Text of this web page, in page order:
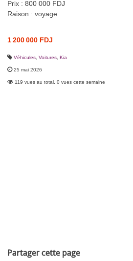
Prix : 800 000 FDJ
Raison : voyage
1 200 000 FDJ
Véhicules Voitures Kia
25 mai 2026
119 vues au total, 0 vues cette semaine
Partager cette page